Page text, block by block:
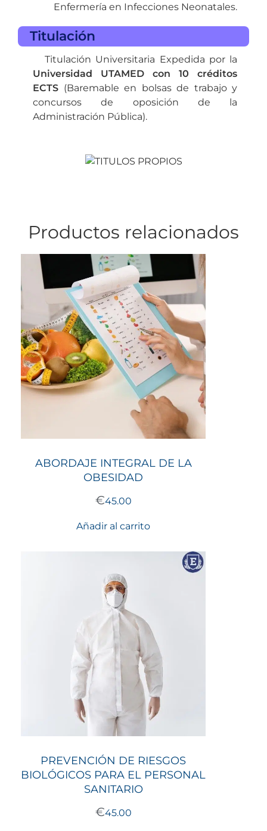
Enfermería en Infecciones Neonatales.
Titulación
Titulación Universitaria Expedida por la
Universidad UTAMED con 10 créditos
ECTS (Baremable en bolsas de trabajo y
concursos de oposición de la
Administración Pública).
Productos relacionados
ABORDAJE INTEGRAL DE LA
OBESIDAD
€45.00
Añadir al carrito
PREVENCIÓN DE RIESGOS
BIOLÓGICOS PARA EL PERSONAL
SANITARIO
€45.00